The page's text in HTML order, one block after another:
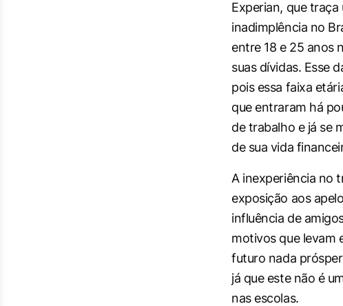
Experian, que traça
inadimplência no
entre 18 e 25 anos
suas dívidas. Esse
pois essa faixa
que entraram há
de trabalho e já se
de sua vida
A inexperiência no
exposição aos
influência de
motivos que levam
futuro nada
já que este não é
nas escolas.